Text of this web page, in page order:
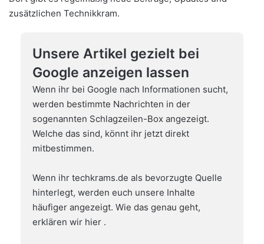
zusätzlichen Technikkram.
Unsere Artikel gezielt bei
Google anzeigen lassen
Wenn ihr bei Google nach Informationen sucht,
werden bestimmte Nachrichten in der
sogenannten Schlagzeilen-Box angezeigt.
Welche das sind, könnt ihr jetzt direkt
mitbestimmen.
Wenn ihr techkrams.de als bevorzugte Quelle
hinterlegt, werden euch unsere Inhalte
häufiger angezeigt. Wie das genau geht,
erklären wir hier .